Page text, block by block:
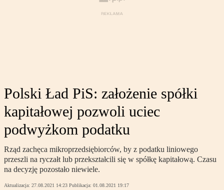
Polski Ład PiS: założenie spółki
kapitałowej pozwoli uciec
podwyżkom podatku
Rząd zachęca mikroprzedsiębiorców, by z podatku liniowego
przeszli na ryczałt lub przekształcili się w spółkę kapitałową. Czasu
na decyzję pozostało niewiele.
Aktualizacja: 27.08.2021 14:23 Publikacja: 01.08.2021 19:17